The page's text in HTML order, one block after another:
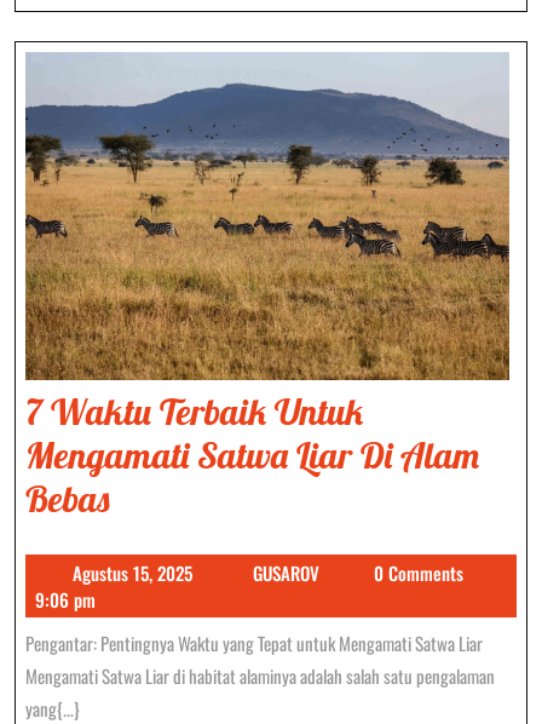
7 Waktu Terbaik Untuk
Mengamati Satwa Liar Di Alam
Bebas7
Terbaik
Untuk
Mengamati
Agustus 15, 2025Agustus
2025
GUSAROVGUSAROV0 Comments
9:06 pm
Pengantar: Pentingnya Waktu yang Tepat untuk Mengamati Satwa Liar
Mengamati Satwa Liar di habitat alaminya adalah salah satu pengalaman
yang{...}